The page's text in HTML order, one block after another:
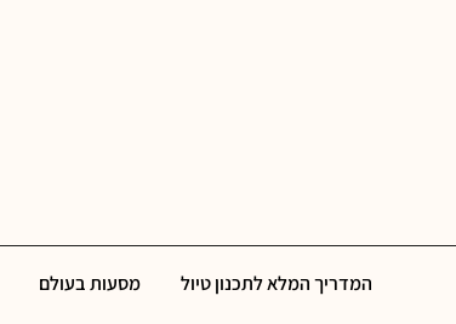
המדריך המלא לתכנון טיול מסעות בעולם